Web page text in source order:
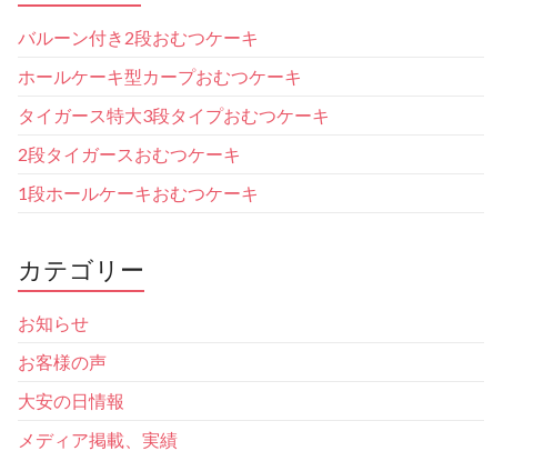
バルーン付き2段おむつケーキ
ホールケーキ型カープおむつケーキ
タイガース特大3段タイプおむつケーキ
2段タイガースおむつケーキ
1段ホールケーキおむつケーキ
カテゴリー
お知らせ
お客様の声
大安の日情報
メディア掲載、実績